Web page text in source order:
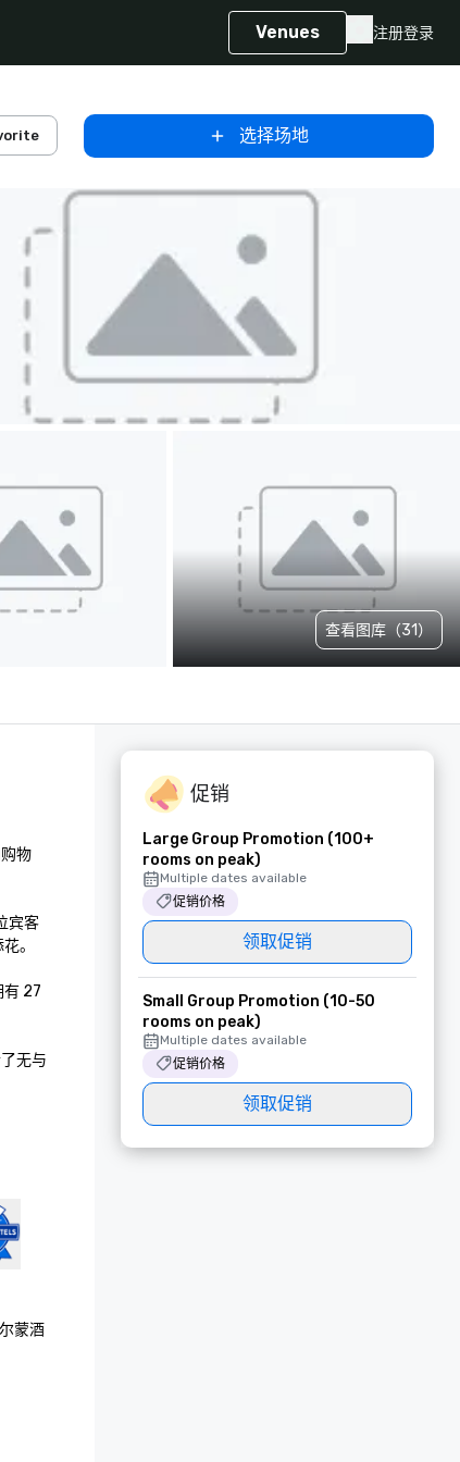
Venues 注册登录
选择场地
查看图库（31）
物
宾客
。
有 27
无与
蒙酒
促销
Large Group Promotion (100+
rooms on peak)
Multiple dates available
促销价格
领取促销
Small Group Promotion (10-50
rooms on peak)
Multiple dates available
促销价格
领取促销